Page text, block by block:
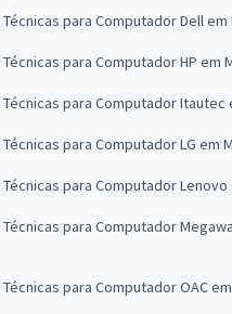
para Computador Dell em
para Computador HP em
para Computador Itautec
para Computador LG em
para Computador Lenovo
para Computador
para Computador OAC